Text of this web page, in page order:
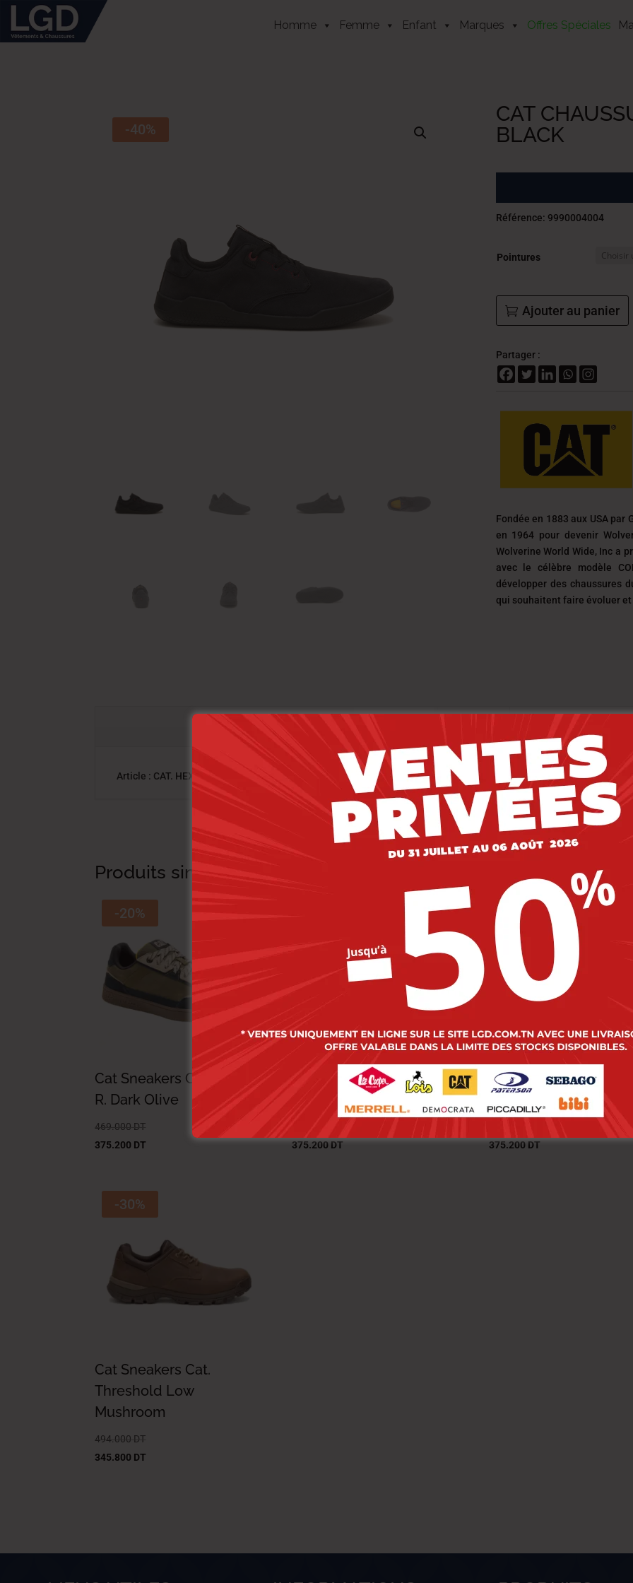
Homme Femme Enfant Marques Offres Spéciales
-40%
CAT
BLACK
Référence: 9990004004
Pointures
Ajouter au panier
Partager :
Fondée en 1883 aux USA par
en 1964 pour devenir
Wolverine World Wide, Inc a
avec le célèbre modèle
développer des chaussures
qui souhaitent faire évoluer
Article : CAT. HEX STAT BLACK
Produits similaires
-20%
Cat Sneakers Cat. Pause
R. Dark Olive
469.000 DT
375.200 DT
Cat Sneakers Cat. Pause
R. Frost Grey
375.200 DT
-20%
Cat Sneakers Cat.
375.200 DT
-30%
Cat Sneakers Cat.
Threshold Low
Mushroom
494.000 DT
345.800 DT